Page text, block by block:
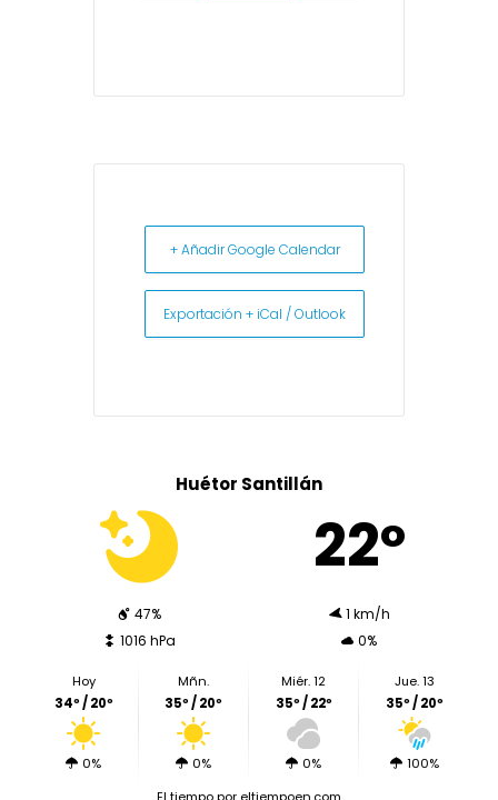
+ Añadir Google Calendar
Exportación + iCal / Outlook
Huétor Santillán
22º
47%
1 km/h
1016 hPa
0%
Hoy
34º / 20º
0%
Mñn.
35º / 20º
0%
Miér. 12
35º / 22º
0%
Jue. 13
35º / 20º
100%